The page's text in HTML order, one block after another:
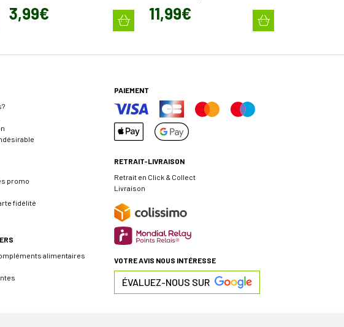
3,99€
Kératine
11,99€
promo
fidélité
alimentaires
PAIEMENT
RETRAIT-LIVRAISON
Retrait en Click & Collect
Livraison
VOTRE AVIS NOUS INTÉRESSE
ÉVALUEZ-NOUS SUR